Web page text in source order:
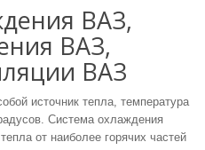
ВАЗ,
ВАЗ,
ВАЗ
источник тепла, температура
Система охлаждения
от наиболее горячих частей